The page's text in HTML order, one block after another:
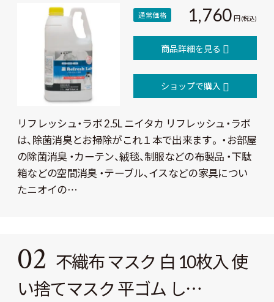
リフレッシュ・ラボ 2.5L ニイタカ リフレッシュ・ラボ
は、除菌消臭とお掃除がこれ１本で出来ます。 ・お部屋
の除菌消臭 ・カーテン、絨毯、制服などの布製品 ・下駄
箱などの空間消臭 ・テーブル、イスなどの家具につい
たニオイの…
通常価格 1,760円(税込)
商品詳細を見る
ショップで購入
02 不織布 マスク 白 10枚入 使
い捨てマスク 平ゴム し…